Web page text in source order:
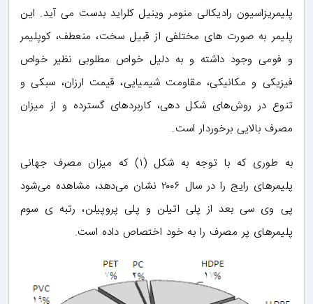
پلیمریزاسیون رادیکالی منومر وینیل کلراید بدست می آید. این
پلیمر به صورت های مختلفی از قبیل سخت، منعطف، کوپلیمر
و فومی وجود داشته و به دلیل خواص مطلوبی نظیر خواص
فیزیکی و مکانیکی، مقاومت شیمیایی، قیمت ارزان، سبکی و
تنوع در روش‌های شکل دهی، کاربردهای گسترده و از میزان
مصرف بالایی برخوردار است.
به طوری که با توجه به شکل (۱) که میزان مصرف جهانی
پلیمرهای رایج را در سال ۲۰۰۶ نشان می‌دهد، مشاهده می‌شود
پی وی سی بعد از پلی اتیلن و پلی پروپیلن، رتبه ی سوم
پلیمرهای پر مصرف را به خود اختصاص داده است.